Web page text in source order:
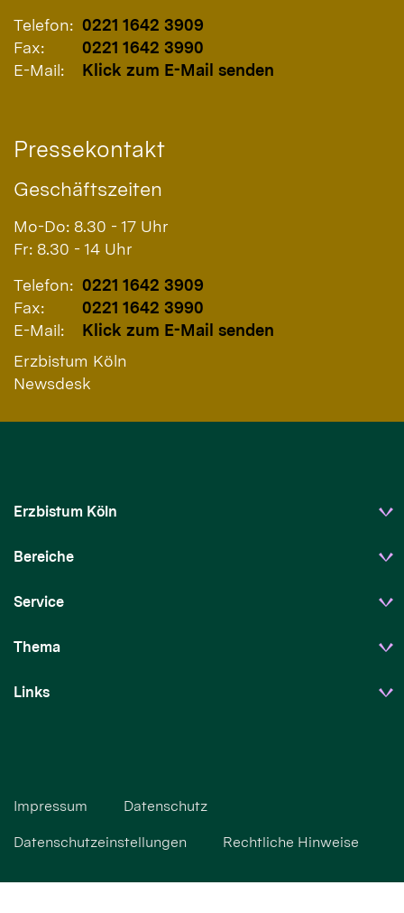
Telefon: 0221 1642 3909
Fax:
0221 1642 3990
E-Mail:
Klick zum E-Mail senden
Pressekontakt
Geschäftszeiten
Mo-Do: 8.30 - 17 Uhr
Fr: 8.30 - 14 Uhr
Telefon: 0221 1642 3909
Fax:
0221 1642 3990
E-Mail:
Klick zum E-Mail senden
Erzbistum Köln
Newsdesk
Erzbistum Köln
Bereiche
Service
Thema
Links
Impressum Datenschutz
Datenschutzeinstellungen Rechtliche Hinweise